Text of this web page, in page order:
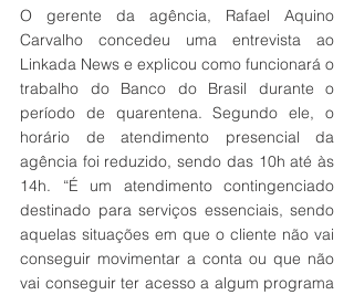
O gerente da agência, Rafael Aquino
Carvalho concedeu uma entrevista ao
Linkada News e explicou como funcionará o
trabalho do Banco do Brasil durante o
período de quarentena. Segundo ele, o
horário de atendimento presencial da
agência foi reduzido, sendo das 10h até às
14h. “É um atendimento contingenciado
destinado para serviços essenciais, sendo
aquelas situações em que o cliente não vai
conseguir movimentar a conta ou que não
vai conseguir ter acesso a algum programa